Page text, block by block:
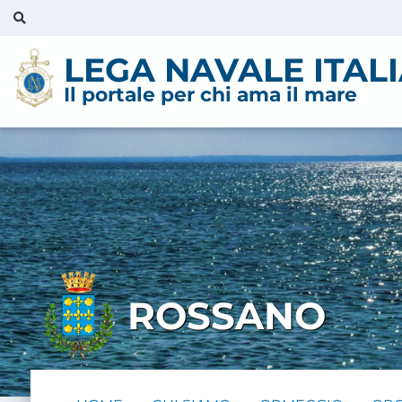
LEGA NAVALE
Il portale per chi ama il mare
ROSSANO